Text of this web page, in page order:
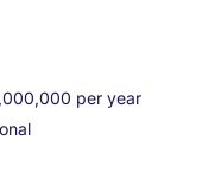
per year